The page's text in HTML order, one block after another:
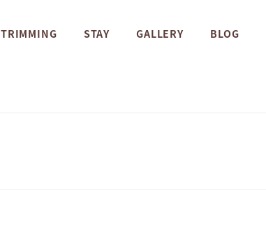
TRIMMING STAY GALLERY BLOG